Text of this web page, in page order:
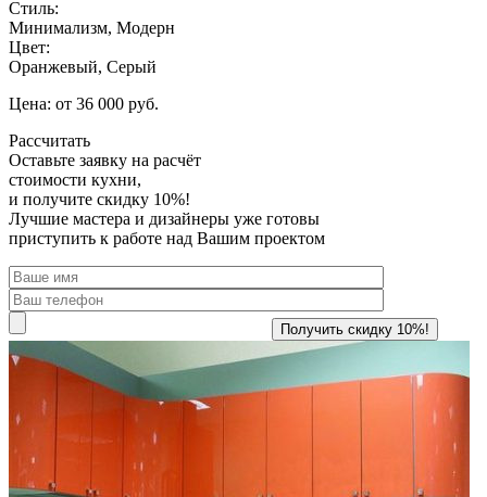
Стиль:
Минимализм, Модерн
Цвет:
Оранжевый, Серый
Цена: от 36 000 руб.
Рассчитать
Оставьте заявку на расчёт
стоимости кухни,
и получите скидку 10%!
Лучшие мастера и дизайнеры уже готовы
приступить к работе над Вашим проектом